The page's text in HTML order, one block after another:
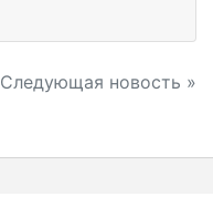
Следующая новость »